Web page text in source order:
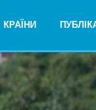
КРАЇНИ